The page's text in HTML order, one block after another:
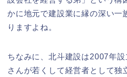
かに地元で建設業に縁の深い一
りますよね。
ちなみに、北斗建設は2007年
さんが若くして経営者として独